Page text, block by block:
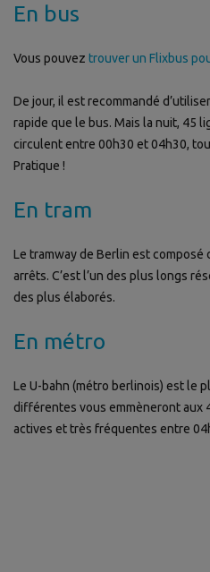
En bus
Vous pouvez trouver un Flixbus
De jour, il est recommandé
rapide que le bus. Mais la nuit, 45
circulent entre 00h30 et 04h30,
Pratique !
En tram
Le tramway de Berlin est composé
arrêts. C’est l’un des plus longs
des plus élaborés.
En métro
Le U-bahn (métro berlinois) est le
différentes vous emmèneront aux
actives et très fréquentes entre